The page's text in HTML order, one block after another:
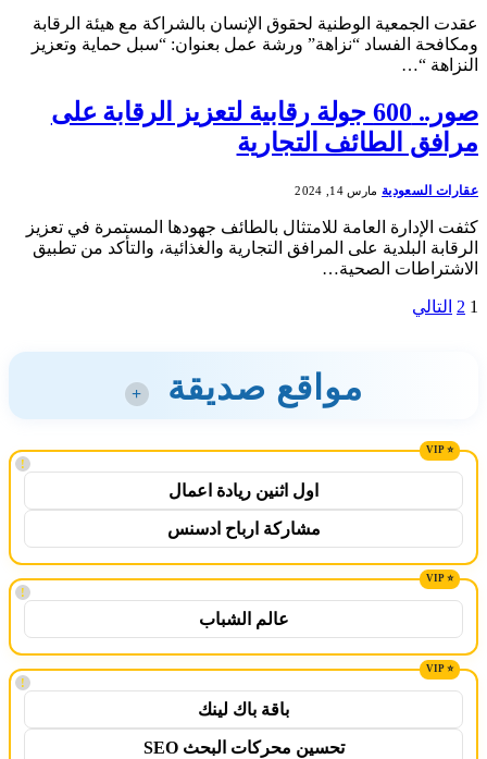
عقدت الجمعية الوطنية لحقوق الإنسان بالشراكة مع هيئة الرقابة
ومكافحة الفساد “نزاهة” ورشة عمل بعنوان: “سبل حماية وتعزيز
النزاهة “…
صور.. 600 جولة رقابية لتعزيز الرقابة على
مرافق الطائف التجارية
عقارات السعودية مارس 14, 2024
كثفت الإدارة العامة للامتثال بالطائف جهودها المستمرة في تعزيز
الرقابة البلدية على المرافق التجارية والغذائية، والتأكد من تطبيق
الاشتراطات الصحية…
1
2 التالي
مواقع صديقة +
!
اول اثنين ريادة اعمال
مشاركة ارباح ادسنس
!
عالم الشباب
!
باقة باك لينك
تحسين محركات البحث SEO